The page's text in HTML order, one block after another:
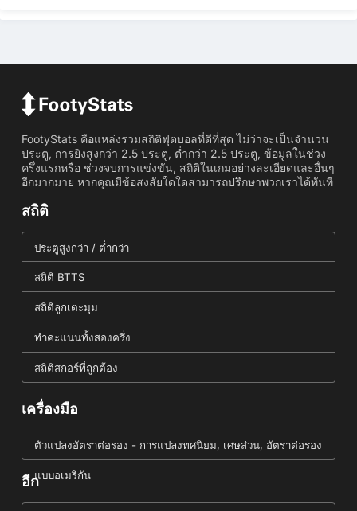
FootyStats คือแหล่งรวมสถิติฟุตบอลที่ดีที่สุด ไม่ว่าจะเป็นจำนวน
ประตู, การยิงสูงกว่า 2.5 ประตู, ต่ำกว่า 2.5 ประตู, ข้อมูลในช่วง
ครึ่งแรกหรือ ช่วงจบการแข่งขัน, สถิติในเกมอย่างละเอียดและอื่นๆ
อีกมากมาย หากคุณมีข้อสงสัยใดใดสามารถปรึกษาพวกเราได้ทันที
สถิติ
ประตูสูงกว่า / ต่ำกว่า
สถิติ BTTS
สถิติลูกเตะมุม
ทำคะแนนทั้งสองครึ่ง
สถิติสกอร์ที่ถูกต้อง
เครื่องมือ
ตัวแปลงอัตราต่อรอง - การแปลงทศนิยม, เศษส่วน, อัตราต่อรอง
แบบอเมริกัน
อีก